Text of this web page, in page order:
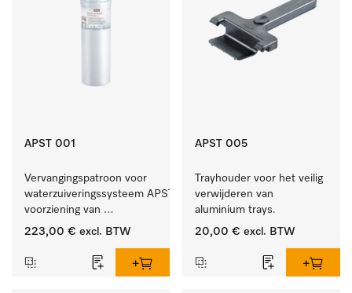
APST 001
Vervangingspatroon voor
waterzuiveringssysteem APST 000,
voorziening van
gedemineraliseerd water.
223,00 € excl. BTW
APST 005
Trayhouder voor het veilig
verwijderen van
aluminium trays.
20,00 € excl. BTW